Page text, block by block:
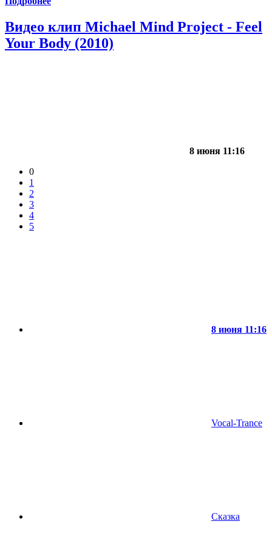
Видео клип Michael Mind Project - Feel
Your Body (2010)
8 июня 11:16
0
1
2
3
4
5
8 июня 11:16
Vocal-Trance
Сказка